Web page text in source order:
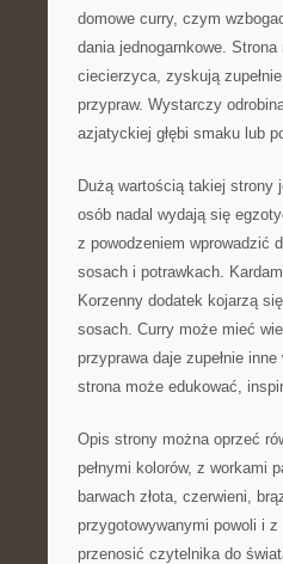
domowe curry, czym
dania jednogarnkowe.
ciecierzyca, zyskują
przypraw. Wystarczy
azjatyckiej głębi smaku lub
Dużą wartością takiej strony
osób nadal wydają się
z powodzeniem wprowadzić
sosach i potrawkach.
Korzenny dodatek kojarzą
sosach. Curry może mieć
przyprawa daje zupełnie
strona może edukować,
Opis strony można oprzeć
pełnymi kolorów, z workami
barwach złota, czerwieni,
przygotowywanymi powoli i
przenosić czytelnika do